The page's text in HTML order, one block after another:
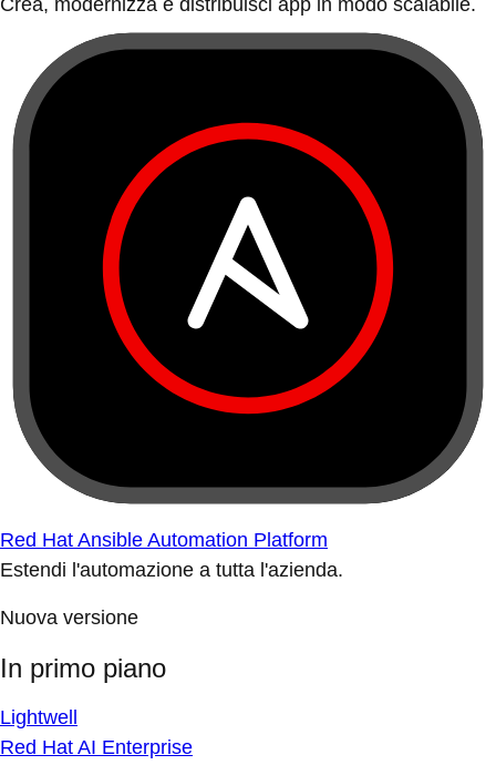
Crea, modernizza e distribuisci app in modo scalabile.
Red Hat Ansible Automation Platform
Estendi l'automazione a tutta l'azienda.
Nuova versione
In primo piano
Lightwell
Red Hat AI Enterprise